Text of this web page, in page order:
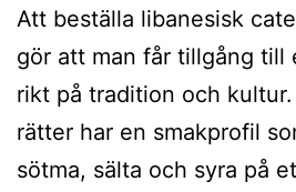
Att beställa libanesisk
gör att man får tillgång till
rikt på tradition och
rätter har en smakprofil
sötma, sälta och syra på